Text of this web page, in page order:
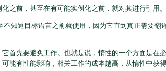
之前，甚至在有可能实例化之前，就对其进行引用。
不知道目标语言之前就使用，因为它直到真正需要翻
首先要避免工作。也就是说，惰性的一个方面是在
能有性能影响，相关工作的成本越高，从惰性中获得